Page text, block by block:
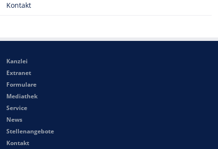
Kontakt
Kanzlei
Extranet
Formulare
Mediathek
Service
News
Stellenangebote
Kontakt